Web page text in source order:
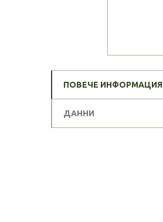
ПОВЕЧЕ ИНФОРМАЦИЯ
ДАННИ